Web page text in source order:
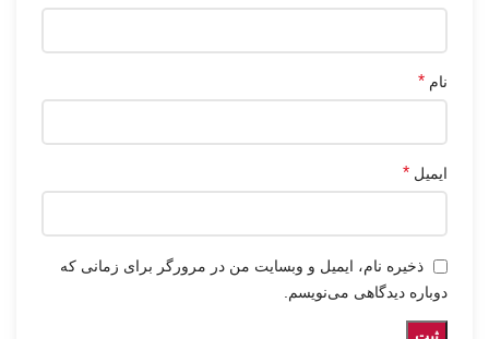
نام *
ایمیل *
ذخیره نام، ایمیل و وبسایت من در مرورگر برای زمانی که
دوباره دیدگاهی می‌نویسم.